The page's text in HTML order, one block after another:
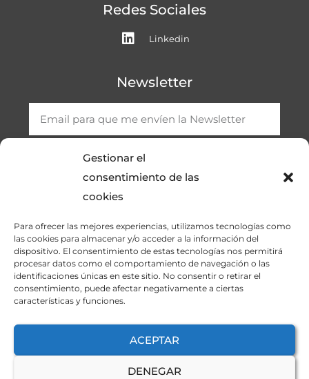
Gestionar el
consentimiento de las
cookies
Para ofrecer las mejores experiencias, utilizamos tecnologías como
las cookies para almacenar y/o acceder a la información del
dispositivo. El consentimiento de estas tecnologías nos permitirá
procesar datos como el comportamiento de navegación o las
identificaciones únicas en este sitio. No consentir o retirar el
consentimiento, puede afectar negativamente a ciertas
características y funciones.
ACEPTAR
DENEGAR
Redes Sociales
Linkedin
Newsletter
SUSCRIBIRME